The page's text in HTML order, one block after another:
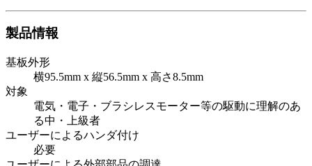
製品情報
基板外形
横95.5mm x 縦56.5mm x 高さ8.5mm
対象
電気・電子・ブラシレスモーター等の駆動に理解のあ
る中・上級者
ユーザーによるハンダ付け
必要